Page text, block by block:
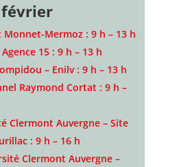
février
Monnet-Mermoz : 9 h – 13 h
15 : 9 h – 13 h
– Enilv : 9 h – 13 h
Raymond Cortat : 9 h –
Clermont Auvergne – Site
: 9 h – 16 h
Clermont Auvergne –